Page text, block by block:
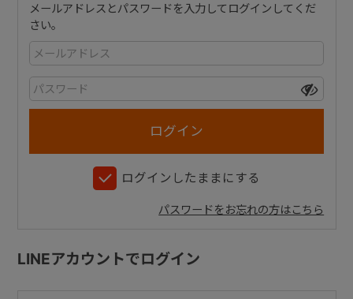
メールアドレスとパスワードを入力してログインしてくだ
さい。
ログインしたままにする
パスワードをお忘れの方はこちら
LINEアカウントでログイン